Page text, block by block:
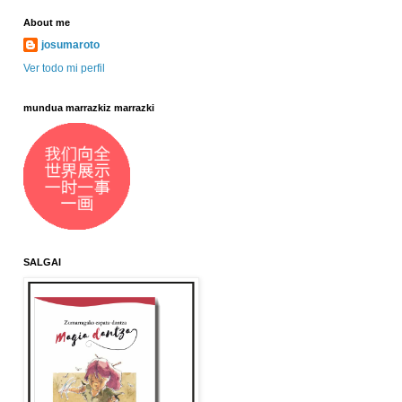
About me
josumaroto
Ver todo mi perfil
mundua marrazkiz marrazki
SALGAI